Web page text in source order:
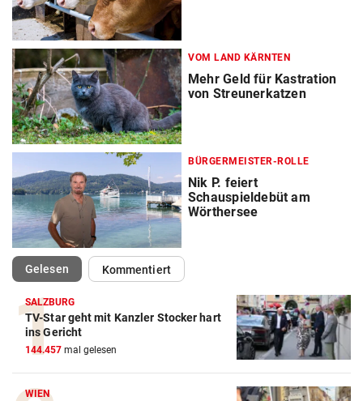
VOM LAND KÄRNTEN
Mehr Geld für Kastration
von Streunerkatzen
BÜRGERMEISTER-ROLLE
Nik P. feiert
Schauspieldebüt am
Wörthersee
Gelesen(ausgewählt)Kommentiert
SALZBURG
TV-Star geht mit Kanzler Stocker hart
ins Gericht
144.457 mal gelesen
WIEN